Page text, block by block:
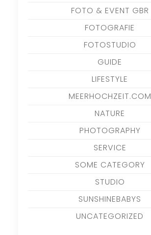
FOTO & EVENT GBR
FOTOGRAFIE
FOTOSTUDIO
GUIDE
LIFESTYLE
MEERHOCHZEIT.COM
NATURE
PHOTOGRAPHY
SERVICE
SOME CATEGORY
STUDIO
SUNSHINEBABYS
UNCATEGORIZED